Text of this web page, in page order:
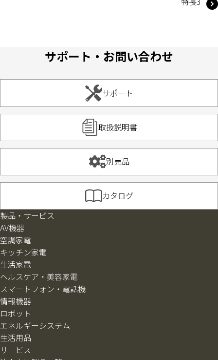
サポート・お問い合わせ
サポート
取扱説明書
別売品
カタログ
製品・サービス
AV機器
空調家電
キッチン家電
生活家電
ヘルスケア・美容家電
スマートフォン・電話機
情報機器
ロボット
エネルギーシステム
生活用品
サービス